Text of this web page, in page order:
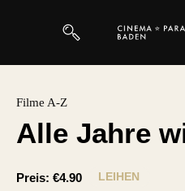
Magazin
Filme A-Z
Alle Jahre
Preis: €4.90 LEIHEN